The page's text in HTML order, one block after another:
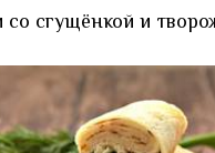
со сгущёнкой и